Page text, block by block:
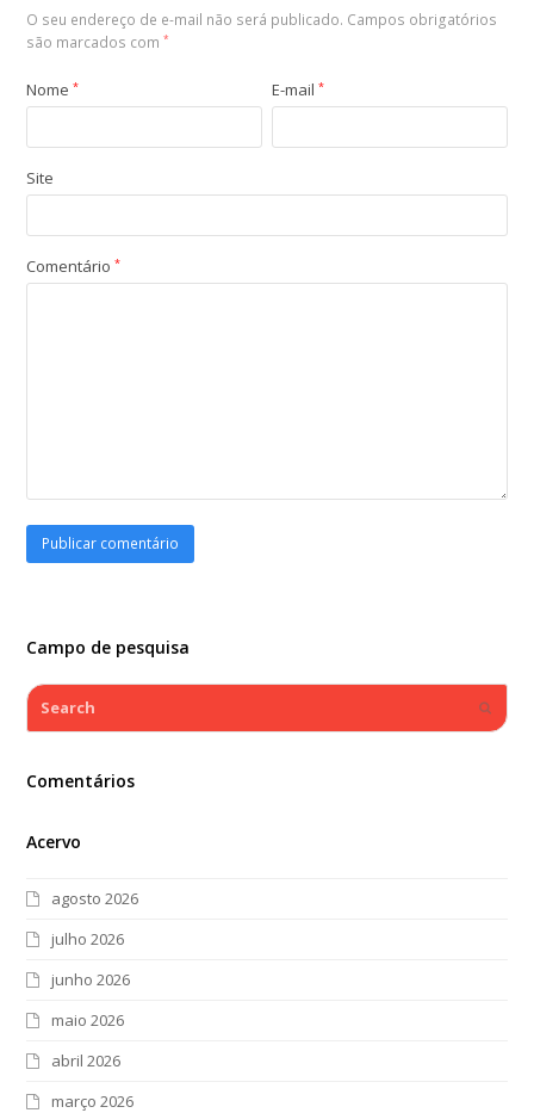
O seu endereço de e-mail não será publicado. Campos obrigatórios
são marcados com*
Nome* E-mail*
Site
Comentário*
Campo de pesquisa
Search
Comentários
Acervo
agosto 2026
julho 2026
junho 2026
maio 2026
abril 2026
março 2026